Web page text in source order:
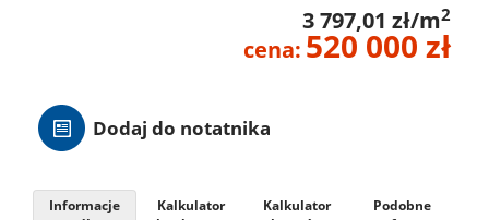
Lokale
3 797,01 zł/m2
cena: 520 000 zł
Dodaj do notatnika
Informacje
Kalkulator
Kalkulator
Podobne